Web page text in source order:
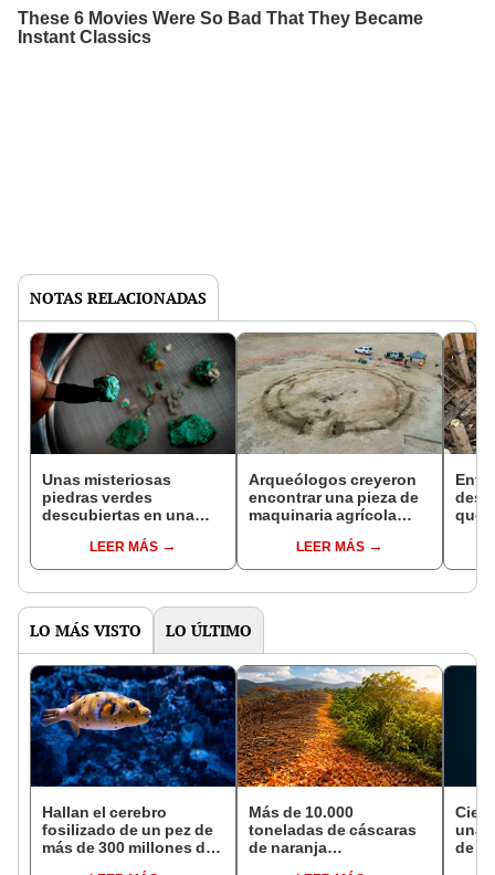
NOTAS RELACIONADAS
Unas misteriosas
piedras verdes
descubiertas en una
indicios de que pueblos
prehistóricos trabajaron
años
LEER MÁS
Arqueólogos creyeron
encontrar una pieza de
maquinaria agrícola
realidad una llanta de
carruaje de la Edad de
LEER MÁS
LO MÁS VISTO LO ÚLTIMO
Hallan el cerebro
fosilizado de un pez de
más de 300 millones de
Más de 10.000
toneladas de cáscaras
de naranja
una
de la